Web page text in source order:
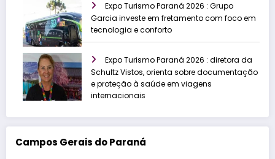
Expo Turismo Paraná 2026 : Grupo
Garcia investe em fretamento com foco em
tecnologia e conforto
Expo Turismo Paraná 2026 : diretora da
Schultz Vistos, orienta sobre documentação
e proteção à saúde em viagens
internacionais
Campos Gerais do Paraná